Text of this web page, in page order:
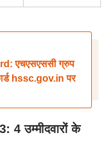
एचएसएससी ग्रुप
hssc.gov.in पर
उम्मीदवारों के